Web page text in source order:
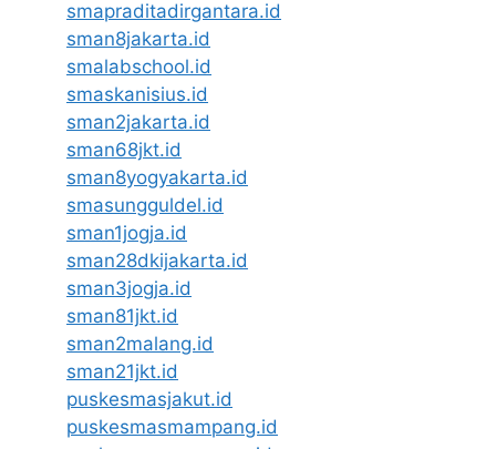
smapraditadirgantara.id
sman8jakarta.id
smalabschool.id
smaskanisius.id
sman2jakarta.id
sman68jkt.id
sman8yogyakarta.id
smasungguldel.id
sman1jogja.id
sman28dkijakarta.id
sman3jogja.id
sman81jkt.id
sman2malang.id
sman21jkt.id
puskesmasjakut.id
puskesmasmampang.id